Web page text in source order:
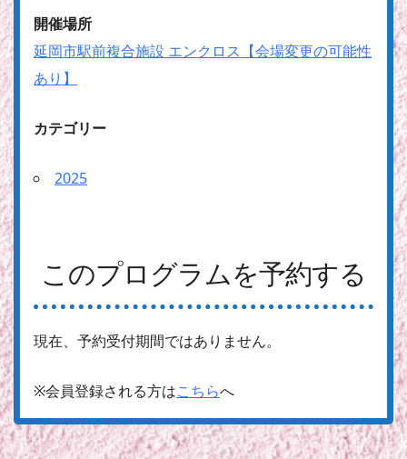
開催場所
延岡市駅前複合施設 エンクロス【会場変更の可能性
あり】
カテゴリー
2025
このプログラムを予約する
現在、予約受付期間ではありません。
※会員登録される方はこちらへ